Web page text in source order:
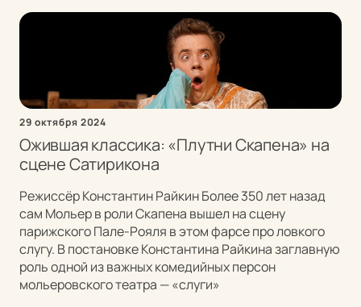
29 октября 2024
Ожившая классика: «Плутни Скапена» на
сцене Сатирикона
Режиссёр Константин Райкин Более 350 лет назад
сам Мольер в роли Скапена вышел на сцену
парижского Пале-Рояля в этом фарсе про ловкого
слугу. В постановке Константина Райкина заглавную
роль одной из важных комедийных персон
мольеровского театра — «слуги»